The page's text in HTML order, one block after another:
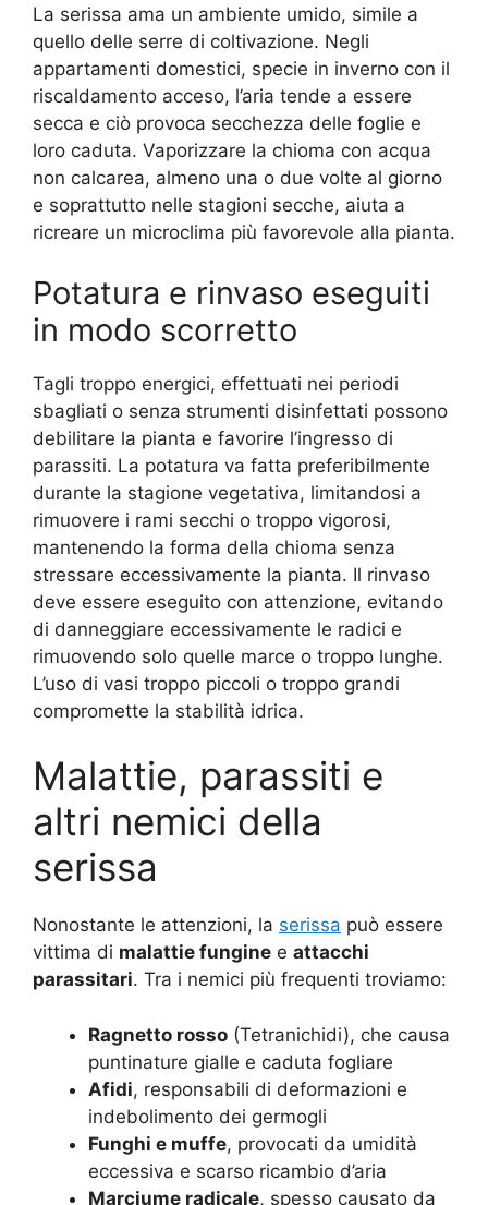
La serissa ama un ambiente umido, simile a
quello delle serre di coltivazione. Negli
appartamenti domestici, specie in inverno con il
riscaldamento acceso, l’aria tende a essere
secca e ciò provoca secchezza delle foglie e
loro caduta. Vaporizzare la chioma con acqua
non calcarea, almeno una o due volte al giorno
e soprattutto nelle stagioni secche, aiuta a
ricreare un microclima più favorevole alla pianta.
Potatura e rinvaso eseguiti
in modo scorretto
Tagli troppo energici, effettuati nei periodi
sbagliati o senza strumenti disinfettati possono
debilitare la pianta e favorire l’ingresso di
parassiti. La potatura va fatta preferibilmente
durante la stagione vegetativa, limitandosi a
rimuovere i rami secchi o troppo vigorosi,
mantenendo la forma della chioma senza
stressare eccessivamente la pianta. Il rinvaso
deve essere eseguito con attenzione, evitando
di danneggiare eccessivamente le radici e
rimuovendo solo quelle marce o troppo lunghe.
L’uso di vasi troppo piccoli o troppo grandi
compromette la stabilità idrica.
Malattie, parassiti e
altri nemici della
serissa
Nonostante le attenzioni, la serissa può essere
vittima di malattie fungine e attacchi
parassitari. Tra i nemici più frequenti troviamo:
Ragnetto rosso (Tetranichidi), che causa
puntinature gialle e caduta fogliare
Afidi, responsabili di deformazioni e
indebolimento dei germogli
Funghi e muffe, provocati da umidità
eccessiva e scarso ricambio d’aria
Marciume radicale, spesso causato da